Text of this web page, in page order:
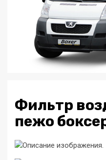
Фильтр
пежо